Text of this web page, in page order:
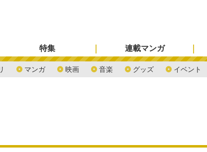
マンガ 映画 音楽 グッズ イベント
特集 連載マンガ